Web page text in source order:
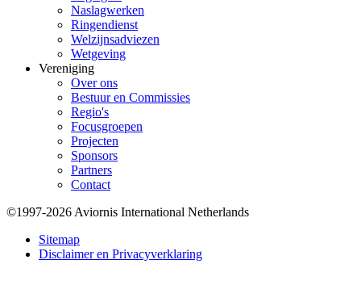
Naslagwerken
Ringendienst
Welzijnsadviezen
Wetgeving
Vereniging
Over ons
Bestuur en Commissies
Regio's
Focusgroepen
Projecten
Sponsors
Partners
Contact
Bottom
©1997-2026 Aviornis International Netherlands
Sitemap
Disclaimer en Privacyverklaring